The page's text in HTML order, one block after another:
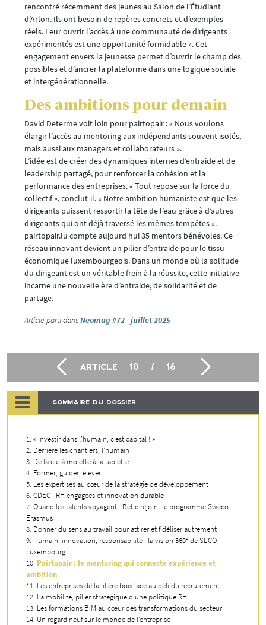
rencontré récemment des jeunes au Salon de l’Étudiant
d’Arlon. Ils ont besoin de repères concrets et d’exemples
réels. Leur ouvrir l’accès à une communauté de dirigeants
expérimentés est une opportunité formidable ». Cet
engagement envers la jeunesse permet d’ouvrir le champ des
possibles et d’ancrer la plateforme dans une logique sociale
et intergénérationnelle.
Des ambitions pour demain
David Determe voit loin pour pairtopair : « Nous voulons
élargir l’accès au mentoring aux indépendants souvent isolés,
mais aussi aux managers et collaborateurs ».
L’idée est de créer des dynamiques internes d’entraide et de
leadership partagé, pour renforcer la cohésion et la
performance des entreprises. « Tout repose sur la force du
collectif », conclut-il. « Notre ambition humaniste est que les
dirigeants puissent ressortir la tête de l’eau grâce à d’autres
dirigeants qui ont déjà traversé les mêmes tempêtes ».
pairtopair.lu compte aujourd’hui 35 mentors bénévoles. Ce
réseau innovant devient un pilier d’entraide pour le tissu
économique luxembourgeois. Dans un monde où la solitude
du dirigeant est un véritable frein à la réussite, cette initiative
incarne une nouvelle ère d’entraide, de solidarité et de
partage.
Article paru dansNeomag #72 - juillet 2025
ARTICLE 10 / 16
SOMMAIRE DU DOSSIER
« Investir dans l’humain, c’est capital ! »
Derrière les chantiers, l’humain
De la clé à molette à la tablette
Former, guider, élever
Les expertises au cœur de la stratégie de développement
CDEC : RH engagées et innovation durable
Quand les talents voyagent : Betic rejoint le programme Sweco
Erasmus
Donner du sens au travail pour attirer et fidéliser autrement
Humain, innovation, responsabilité : la vision 360° de SECO
Luxembourg
Pairtopair : le mentoring qui connecte expérience et
ambition
Les entreprises de la filière bois face au défi du recrutement
La mobilité, pilier stratégique d’une politique RH
Les formations BIM au cœur des transformations du secteur
Un regard neuf sur le monde de l’entreprise